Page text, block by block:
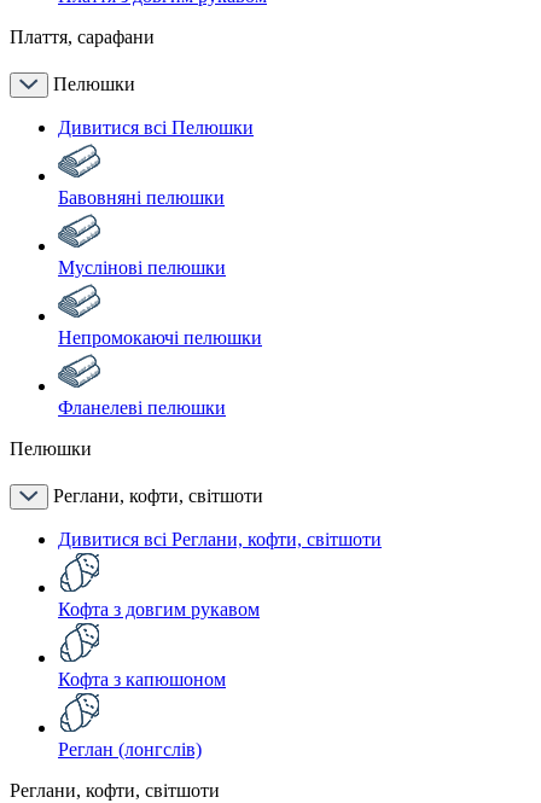
Плаття, сарафани
Пелюшки
Дивитися всі Пелюшки
Бавовняні пелюшки
Муслінові пелюшки
Непромокаючі пелюшки
Фланелеві пелюшки
Пелюшки
Реглани, кофти, світшоти
Дивитися всі Реглани, кофти, світшоти
Кофта з довгим рукавом
Кофта з капюшоном
Реглан (лонгслів)
Реглани, кофти, світшоти